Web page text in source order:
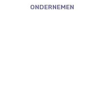
ONDERNEMEN